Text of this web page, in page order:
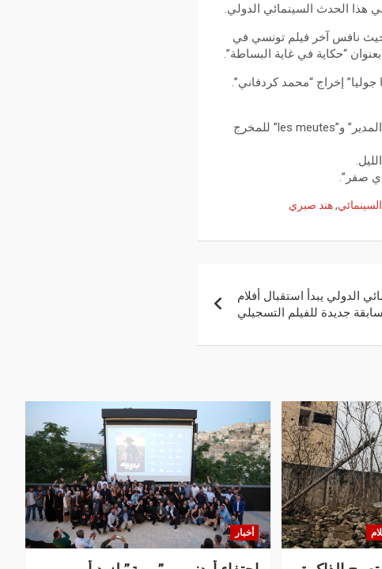
هذا الحدث السينمائي الدولي.
المهرجان بعد أكثر من 50 عاما على التوالي، حيث نافس آخر فيلم تونسي في
إخراج “محمد كردفاني”.
كما يشارك فيلمان مغربيان في مسابقة “نظرة ما” وهو كل من “أم كل الأكاذيب” للمخرجة “أسماء المدير” و”les meutes” للمخرج
صفر”.
,هند صبري
الدولي يبدأ استقبال أفلام
أخبار